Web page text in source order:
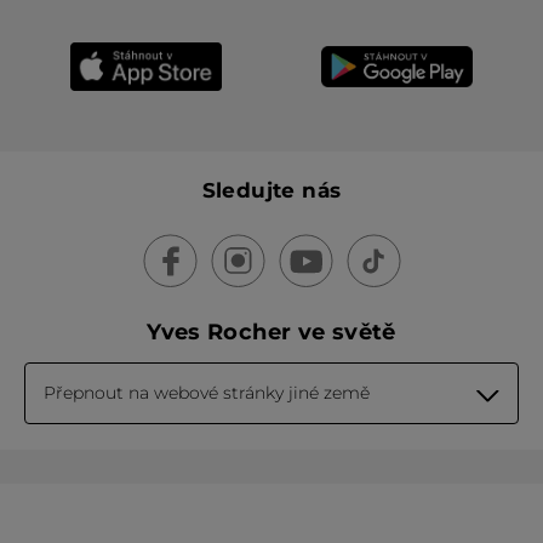
Sledujte nás
Yves Rocher ve světě
Přepnout na webové stránky jiné země